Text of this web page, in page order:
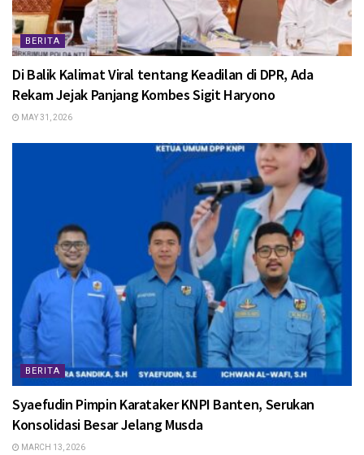
BERITA
Di Balik Kalimat Viral tentang Keadilan di DPR, Ada
Rekam Jejak Panjang Kombes Sigit Haryono
MAY 31, 2026
BERITA
Syaefudin Pimpin Karataker KNPI Banten, Serukan
Konsolidasi Besar Jelang Musda
MARCH 13, 2026